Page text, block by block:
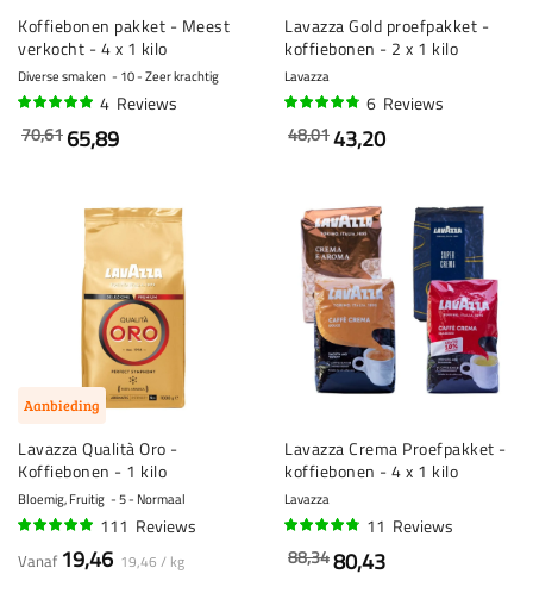
Koffiebonen pakket - Meest
verkocht - 4 x 1 kilo
Diverse smaken 10 - Zeer krachtig
4 Reviews
65,89
70,61
Lavazza Gold proefpakket -
koffiebonen - 2 x 1 kilo
Lavazza
6 Reviews
43,20
48,01
Aanbieding
Lavazza Qualità Oro -
Koffiebonen - 1 kilo
Bloemig, Fruitig 5 - Normaal
111 Reviews
Vanaf 19,46 19,46 / kg
Lavazza Crema Proefpakket -
koffiebonen - 4 x 1 kilo
Lavazza
11 Reviews
80,43
88,34